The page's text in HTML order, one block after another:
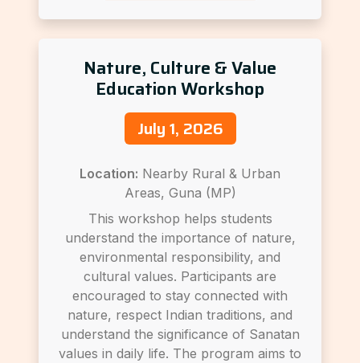
Nature, Culture & Value
Education Workshop
July 1, 2026
Location: Nearby Rural & Urban
Areas, Guna (MP)
This workshop helps students
understand the importance of nature,
environmental responsibility, and
cultural values. Participants are
encouraged to stay connected with
nature, respect Indian traditions, and
understand the significance of Sanatan
values in daily life. The program aims to